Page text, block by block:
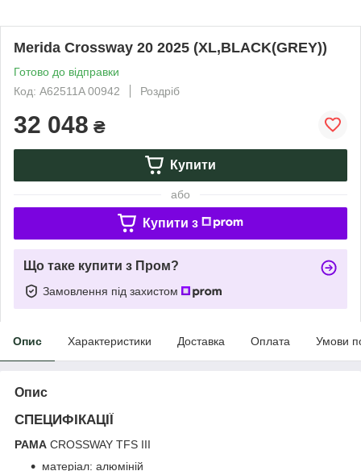
Merida Crossway 20 2025 (XL,BLACK(GREY))
Готово до відправки
Код: A62511A 00942
Роздріб
32 048 ₴
Купити
або
Купити з
Що таке купити з Пром?
Замовлення під захистом
Опис Характеристики Доставка Оплата Умови
Опис
СПЕЦИФІКАЦІЇ
РАМА CROSSWAY TFS III
матеріал: алюміній